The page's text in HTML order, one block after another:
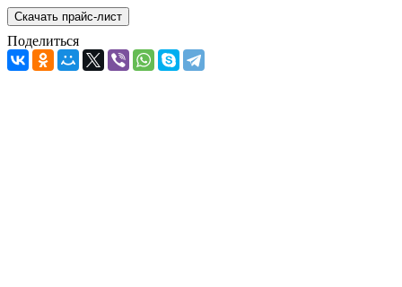
Скачать прайс-лист
Поделиться